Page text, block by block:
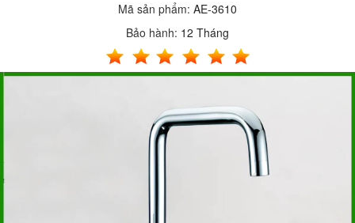
Mã sản phẩm: AE-3610
Bảo hành: 12 Tháng